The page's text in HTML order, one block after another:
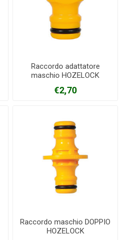
Raccordo adattatore
maschio HOZELOCK
€2,70
Raccordo maschio DOPPIO
HOZELOCK